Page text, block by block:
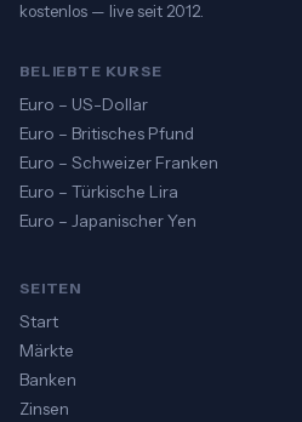
kostenlos — live seit 2012.
BELIEBTE KURSE
Euro – US-Dollar
Euro – Britisches Pfund
Euro – Schweizer Franken
Euro – Türkische Lira
Euro – Japanischer Yen
SEITEN
Start
Märkte
Banken
Zinsen